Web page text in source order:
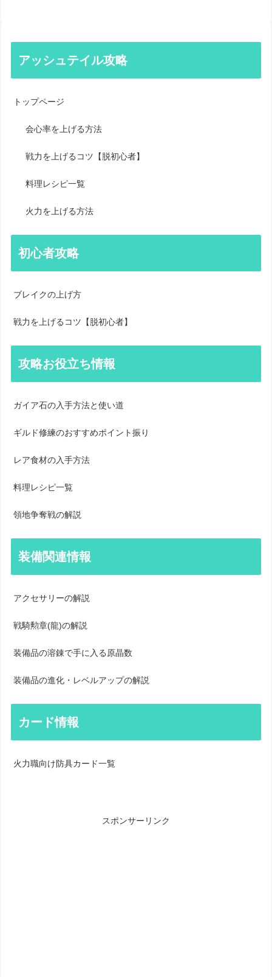
アッシュテイル攻略
トップページ
会心率を上げる方法
戦力を上げるコツ【脱初心者】
料理レシピ一覧
火力を上げる方法
初心者攻略
ブレイクの上げ方
戦力を上げるコツ【脱初心者】
攻略お役立ち情報
ガイア石の入手方法と使い道
ギルド修練のおすすめポイント振り
レア食材の入手方法
料理レシピ一覧
領地争奪戦の解説
装備関連情報
アクセサリーの解説
戦騎勲章(龍)の解説
装備品の溶錬で手に入る原晶数
装備品の進化・レベルアップの解説
カード情報
火力職向け防具カード一覧
スポンサーリンク